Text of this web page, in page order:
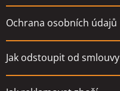
Ochrana osobních údajů
Jak odstoupit od smlouvy